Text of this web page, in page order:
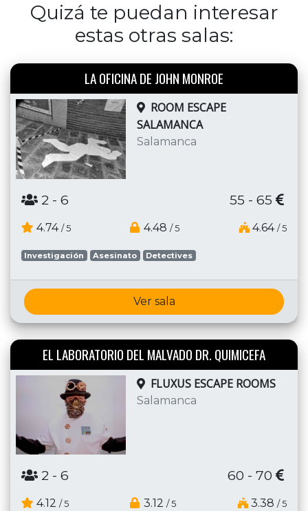
Quizá te puedan interesar
estas otras salas:
LA OFICINA DE JOHN MONROE
ROOM ESCAPE
SALAMANCA
Salamanca
2 - 6 55 - 65
4.74 / 5 4.48 / 5 4.64 / 5
Investigación Asesinato Detectives
Ver sala
EL LABORATORIO DEL MALVADO DR. QUIMICEFA
FLUXUS ESCAPE ROOMS
Salamanca
2 - 6 60 - 70
4.12 / 5 3.12 / 5 3.38 / 5